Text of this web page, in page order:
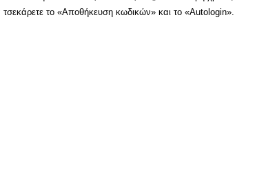
τσεκάρετε το «Αποθήκευση κωδικών» και το «Autologin».